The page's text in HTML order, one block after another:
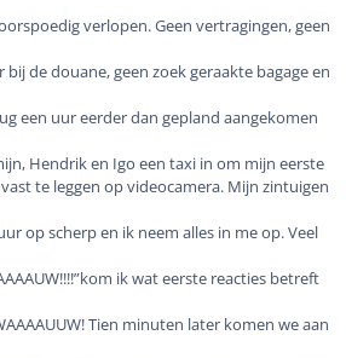
verlopen. Geen vertragingen, geen
de douane, geen zoek geraakte bagage en
een uur eerder dan gepland aangekomen
Hendrik en Igo een taxi in om mijn eerste
te leggen op videocamera. Mijn zintuigen
op scherp en ik neem alles in me op. Veel
ik wat eerste reacties betreft
Tien minuten later komen we aan